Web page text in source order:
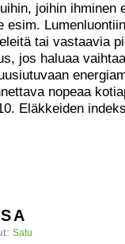
joihin ihminen
esim.
tai vastaavia
jos haluaa
nopeaa
Eläkkeiden
Satu